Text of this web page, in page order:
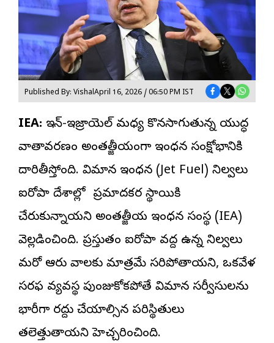
Published By: VishalApril 16, 2026 / 06:50 PM IST
IEA: ఇరాన్-ఇజ్రాయెల్ మధ్య కొనసాగుతున్న యుద్ధ
వాతావరణం అంతర్జాతీయంగా ఇంధన సంక్షోభానికి
దారితీస్తోంది. విమాన ఇంధన (Jet Fuel) నిల్వలు
ఐరోపా దేశాల్లో ప్రమాదకర స్థాయికి
చేరుకున్నాయని అంతర్జాతీయ ఇంధన సంస్థ (IEA)
వెల్లడించింది. ప్రస్తుతం ఐరోపా వద్ద ఉన్న నిల్వలు
మరో ఆరు వారాలకు మాత్రమే సరిపోతాయని, ఒకవేళ
సరఫరా వ్యవస్థ పుంజుకోకపోతే విమాన సర్వీసులను
భారీగా రద్దు చేయాల్సిన పరిస్థితులు
తలెత్తుతాయని హెచ్చరించింది.